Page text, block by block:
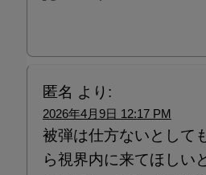
匿名 より:
2026年4月9日 12:17 PM
被弾は仕方ないとして
ら視界内に来てほしい